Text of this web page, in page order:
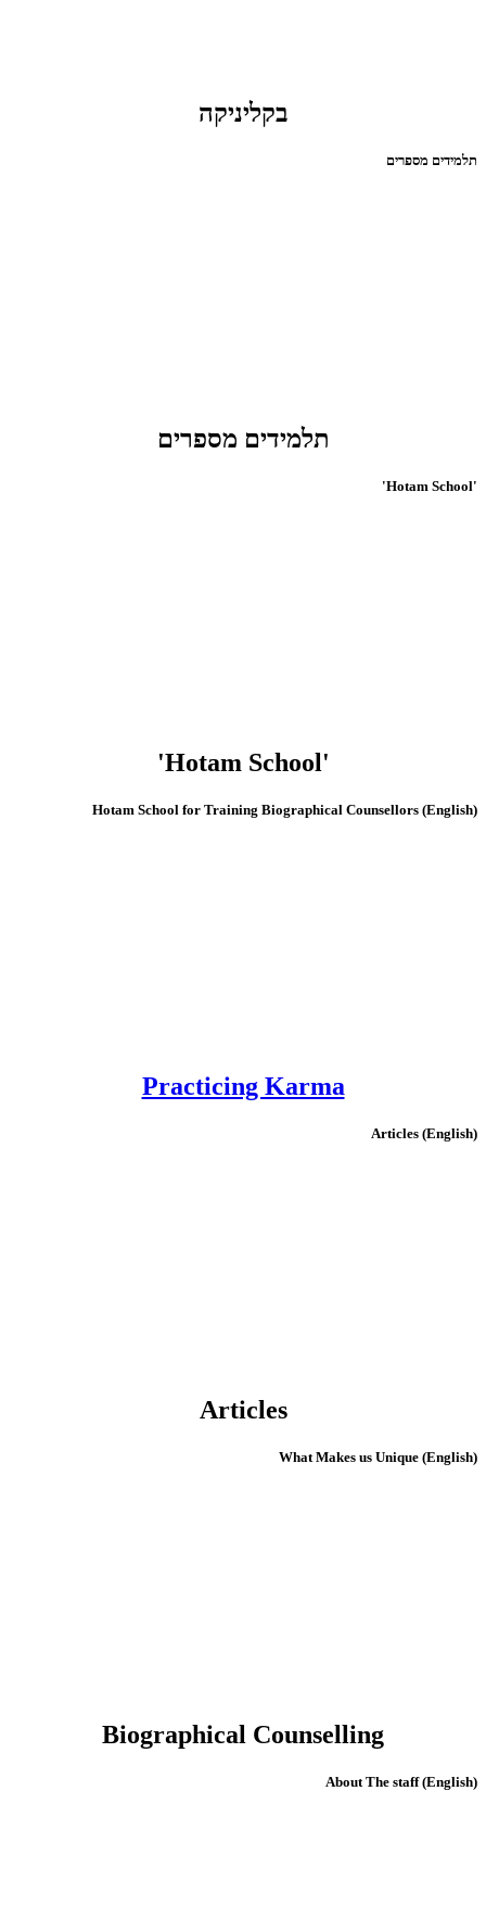
בקליניקה
תלמידים מספרים
תלמידים מספרים
'Hotam School'
'Hotam School'
(English) Hotam School for Training Biographical Counsellors
Practicing Karma
(English) Articles
Articles
(English) What Makes us Unique
Biographical Counselling
(English) About The staff